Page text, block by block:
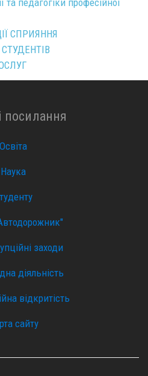
СПРИЯННЯ
посилання
Освіта
Наука
заходи
діяльність
відкритість
сайту